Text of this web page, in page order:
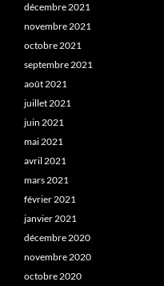
décembre 2021
novembre 2021
octobre 2021
septembre 2021
août 2021
juillet 2021
juin 2021
mai 2021
avril 2021
mars 2021
février 2021
janvier 2021
décembre 2020
novembre 2020
octobre 2020